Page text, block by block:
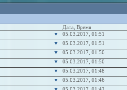
Дата, Время
▼ 05.03.2017, 01:51
▼ 05.03.2017, 01:51
▼ 05.03.2017, 01:50
▼ 05.03.2017, 01:50
▼ 05.03.2017, 01:48
▼ 05.03.2017, 01:46